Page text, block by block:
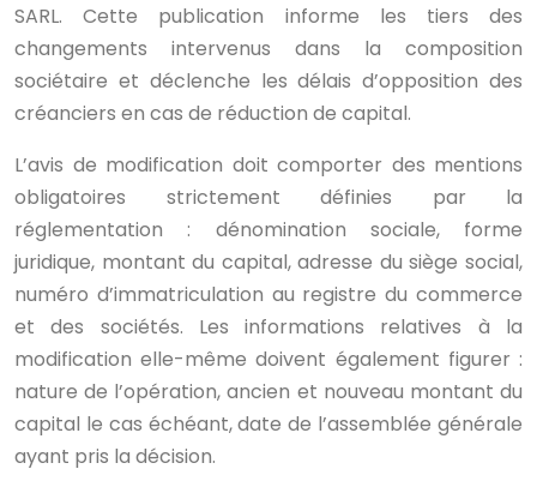
SARL. Cette publication informe les tiers des
changements intervenus dans la composition
sociétaire et déclenche les délais d’opposition des
créanciers en cas de réduction de capital.
L’avis de modification doit comporter des mentions
obligatoires strictement définies par la
réglementation : dénomination sociale, forme
juridique, montant du capital, adresse du siège social,
numéro d’immatriculation au registre du commerce
et des sociétés. Les informations relatives à la
modification elle-même doivent également figurer :
nature de l’opération, ancien et nouveau montant du
capital le cas échéant, date de l’assemblée générale
ayant pris la décision.